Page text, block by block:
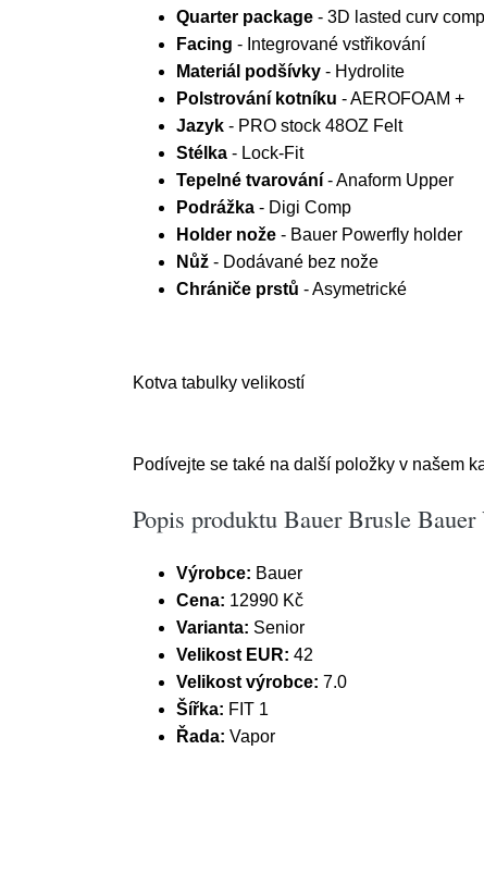
Quarter package - 3D lasted curv
Facing - Integrované vstřikování
Materiál podšívky - Hydrolite
Polstrování kotníku - AEROFOAM +
Jazyk - PRO stock 48OZ Felt
Stélka - Lock-Fit
Tepelné tvarování - Anaform Upper
Podrážka - Digi Comp
Holder nože - Bauer Powerfly holder
Nůž - Dodávané bez nože
Chrániče prstů - Asymetrické
Kotva tabulky velikostí
Podívejte se také na další položky v našem
Popis produktu Bauer Brusle
Výrobce: Bauer
Cena: 12990 Kč
Varianta: Senior
Velikost EUR: 42
Velikost výrobce: 7.0
Šířka: FIT 1
Řada: Vapor